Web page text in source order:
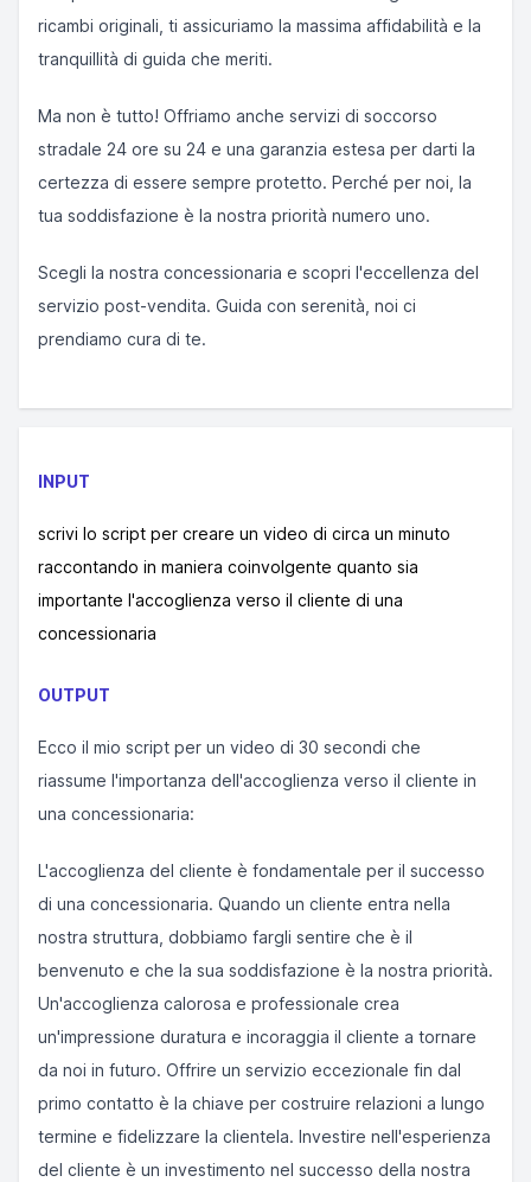
ricambi originali, ti assicuriamo la massima affidabilità e la
tranquillità di guida che meriti.
Ma non è tutto! Offriamo anche servizi di soccorso
stradale 24 ore su 24 e una garanzia estesa per darti la
certezza di essere sempre protetto. Perché per noi, la
tua soddisfazione è la nostra priorità numero uno.
Scegli la nostra concessionaria e scopri l'eccellenza del
servizio post-vendita. Guida con serenità, noi ci
prendiamo cura di te.
INPUT
scrivi lo script per creare un video di circa un minuto
raccontando in maniera coinvolgente quanto sia
importante l'accoglienza verso il cliente di una
concessionaria
OUTPUT
Ecco il mio script per un video di 30 secondi che
riassume l'importanza dell'accoglienza verso il cliente in
una concessionaria:
L'accoglienza del cliente è fondamentale per il successo
di una concessionaria. Quando un cliente entra nella
nostra struttura, dobbiamo fargli sentire che è il
benvenuto e che la sua soddisfazione è la nostra priorità.
Un'accoglienza calorosa e professionale crea
un'impressione duratura e incoraggia il cliente a tornare
da noi in futuro. Offrire un servizio eccezionale fin dal
primo contatto è la chiave per costruire relazioni a lungo
termine e fidelizzare la clientela. Investire nell'esperienza
del cliente è un investimento nel successo della nostra